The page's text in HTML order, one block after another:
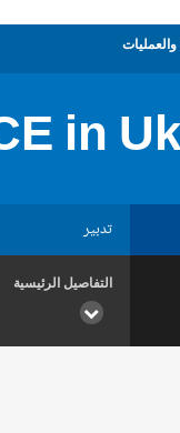
in
تدبير
التفاصيل الرئيسية